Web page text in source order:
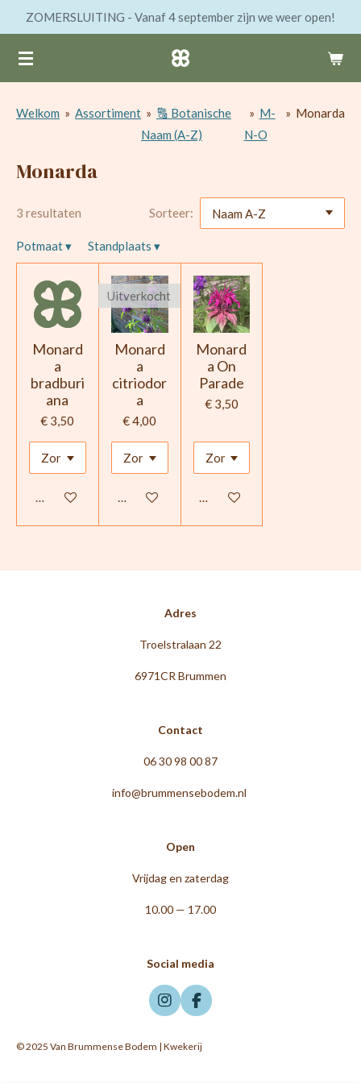
naar
de
ZOMERSLUITING - Vanaf 4 september zijn we weer open!
Welkom » Assortiment » 🔠 Botanische
Naam (A-Z)
» M-
N-O
» Monarda
Monarda
3 resultaten Sorteer:
Potmaat▾ Standplaats ▾
Monard
a
bradburi
ana
€ 3,50
In winkelwagen
Uitverkocht
Monard
a
citriodor
a
€ 4,00
Houd mij op de hoogte
Monard
a On
Parade
€ 3,50
In winkelwagen
Adres
Troelstralaan 22
6971CR Brummen
Contact
06 30 98 00 87
info@brummensebodem.nl
Open
Vrijdag en zaterdag
10.00 — 17.00
Social media
I
n
t
F
a
e
© 2025 Van Brummense Bodem | Kwekerij